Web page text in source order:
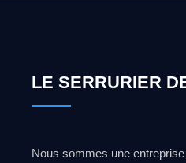
LE SERRURIER
Nous sommes une